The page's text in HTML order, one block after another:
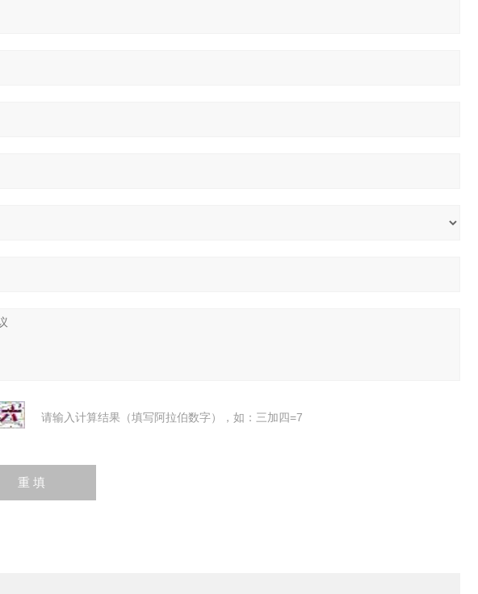
请输入计算结果（填写阿拉伯数字），如：三加四=7